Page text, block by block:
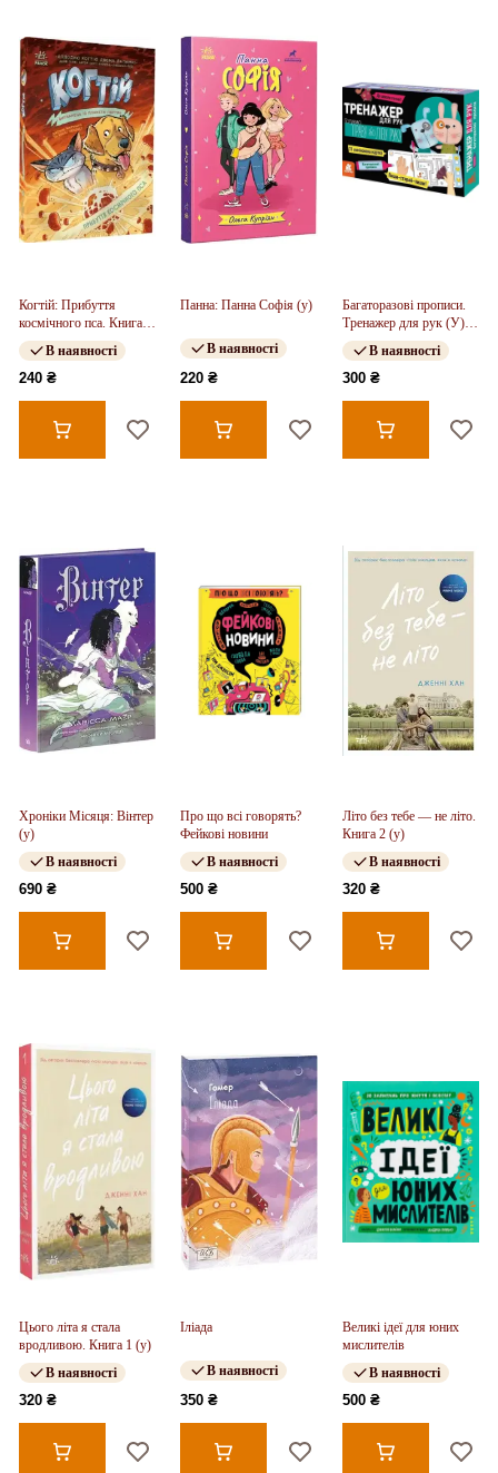
Когтій: Прибуття
космічного пса. Книга 3
(у)
В наявності
240 ₴
Панна: Панна Софія (у)
В наявності
220 ₴
Багаторазові прописи.
Тренажер для рук (У)
(300)
В наявності
300 ₴
Хроніки Місяця: Вінтер
(у)
В наявності
690 ₴
Про що всі говорять?
Фейкові новини
В наявності
500 ₴
Літо без тебе — не літо.
Книга 2 (у)
В наявності
320 ₴
Цього літа я стала
вродливою. Книга 1 (у)
В наявності
320 ₴
Іліада
В наявності
350 ₴
Великі ідеї для юних
мислителів
В наявності
500 ₴